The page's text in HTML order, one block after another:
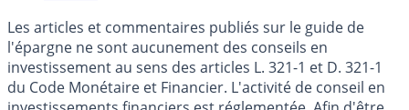
Cookies
Les articles et commentaires publiés sur le guide de
l'épargne ne sont aucunement des conseils en
investissement au sens des articles L. 321-1 et D. 321-1